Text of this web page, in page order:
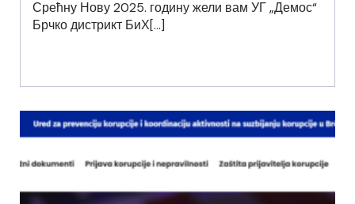
Срећну Нову 2025. годину жели вам УГ „Демос“
Брчко дистрикт БиХ[…]